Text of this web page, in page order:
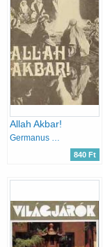
Allah Akbar!
Germanus Gyula
840 Ft